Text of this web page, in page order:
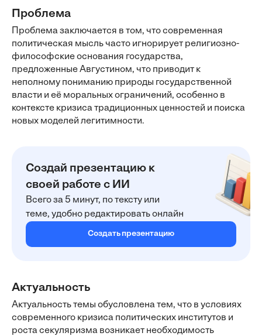
Проблема
Проблема заключается в том, что современная
политическая мысль часто игнорирует религиозно-
философские основания государства,
предложенные Августином, что приводит к
неполному пониманию природы государственной
власти и её моральных ограничений, особенно в
контексте кризиса традиционных ценностей и поиска
новых моделей легитимности.
Создай презентацию к
своей работе с ИИ
Всего за 5 минут, по тексту или
теме, удобно редактировать онлайн
Создать презентацию
Актуальность
Актуальность темы обусловлена тем, что в условиях
современного кризиса политических институтов и
роста секуляризма возникает необходимость